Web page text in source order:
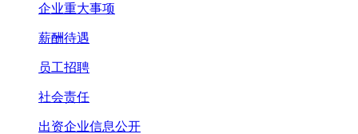
企业重大事项
薪酬待遇
员工招聘
社会责任
出资企业信息公开